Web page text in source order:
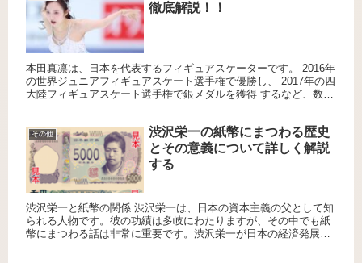
徹底解説！！
本田真凛は、日本を代表するフィギュアスケーターです。 2016年
の世界ジュニアフィギュアスケート選手権で優勝し、 2017年の四
大陸フィギュアスケート選手権で銀メダルを獲得 するなど、数々
その他
渋沢栄一の紙幣にまつわる歴史
とその意義について詳しく解説
する
渋沢栄一と紙幣の関係 渋沢栄一は、日本の資本主義の父として知
られる人物です。彼の功績は多岐にわたりますが、その中でも紙
幣にまつわる話は非常に重要です。渋沢栄一が日本の経済発展に